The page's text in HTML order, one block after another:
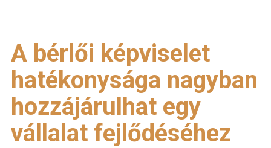
A bérlői képviselet
hatékonysága nagyban
hozzájárulhat egy
vállalat fejlődéséhez